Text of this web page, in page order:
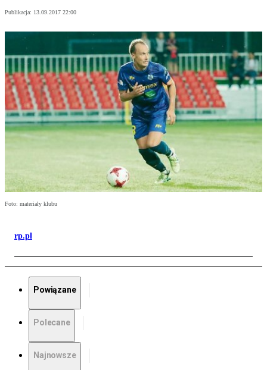
Publikacja: 13.09.2017 22:00
Foto: materiały klubu
rp.pl
Powiązane
Polecane
Najnowsze